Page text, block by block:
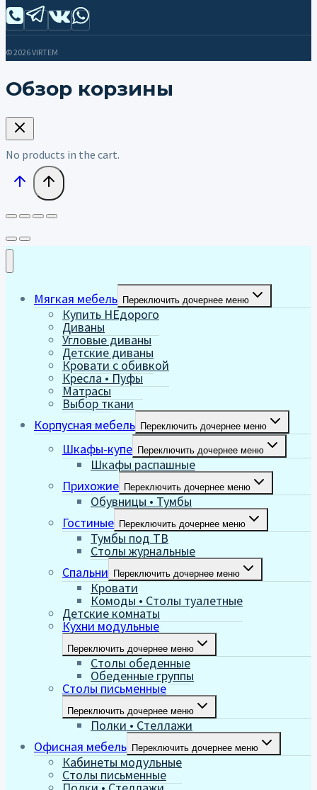
© 2026 VIRTEM
Обзор корзины
No products in the cart.
Мягкая мебель Переключить дочернее меню
Купить НЕдорого
Диваны
Угловые диваны
Детские диваны
Кровати с обивкой
Кресла • Пуфы
Матрасы
Выбор ткани
Корпусная мебель Переключить дочернее меню
Шкафы-купе Переключить дочернее меню
Шкафы распашные
Прихожие Переключить дочернее меню
Обувницы • Тумбы
Гостиные Переключить дочернее меню
Тумбы под ТВ
Столы журнальные
Спальни Переключить дочернее меню
Кровати
Комоды • Столы туалетные
Детские комнаты
Кухни модульные
Переключить дочернее меню
Столы обеденные
Обеденные группы
Столы письменные
Переключить дочернее меню
Полки • Стеллажи
Офисная мебель Переключить дочернее меню
Кабинеты модульные
Столы письменные